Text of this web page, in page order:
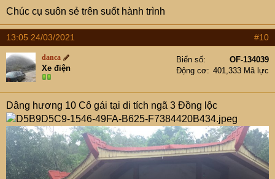
Chúc cụ suôn sẻ trên suốt hành trình
13:05 24/03/2021 #10
danca
Xe điện
Biển số
OF-134039
Động cơ
401,333 Mã lực
Dâng hương 10 Cô gái tại di tích ngã 3 Đồng lộc